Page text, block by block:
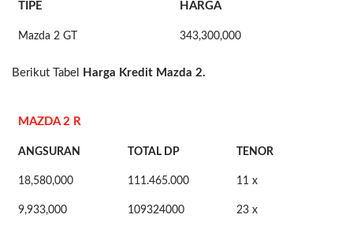
TIPE HARGA
Mazda 2 GT 343,300,000
Berikut Tabel Harga Kredit Mazda 2.
MAZDA 2 R
ANGSURAN TOTAL DP TENOR
18,580,000 111.465.000 11 x
9,933,000 109324000 23 x